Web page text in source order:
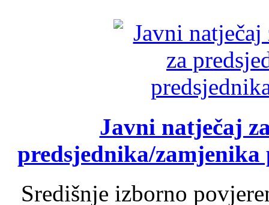
Javni natječaj
predsjednika/
Središnje izborno